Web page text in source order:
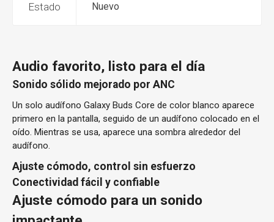
Estado Nuevo
Audio favorito, listo para el día
Sonido sólido mejorado por ANC
Un solo audífono Galaxy Buds Core de color blanco aparece
primero en la pantalla, seguido de un audífono colocado en el
oído. Mientras se usa, aparece una sombra alrededor del
audífono.
Ajuste cómodo, control sin esfuerzo
Conectividad fácil y confiable
Ajuste cómodo para un sonido